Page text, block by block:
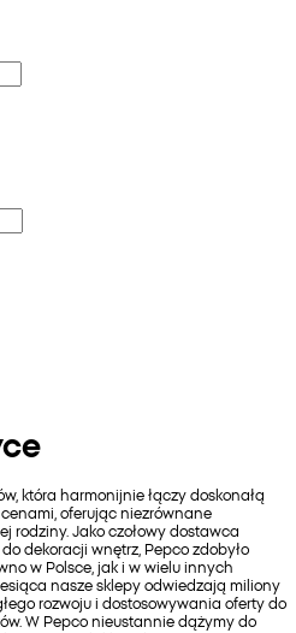
która harmonijnie łączy doskonałą
oferując niezrównane
rodziny. Jako czołowy dostawca
dekoracji wnętrz, Pepco zdobyło
w Polsce, jak i w wielu innych
nasze sklepy odwiedzają miliony
rozwoju i dostosowywania oferty do
W Pepco nieustannie dążymy do